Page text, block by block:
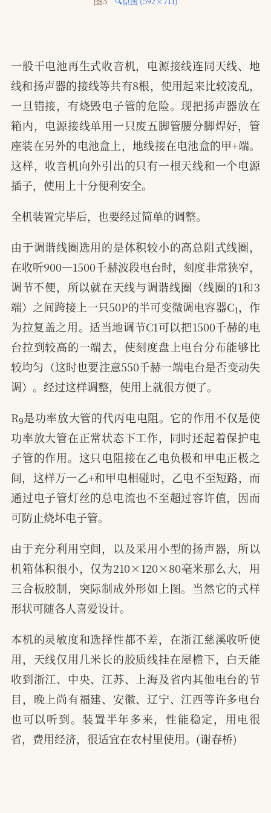
一般干电池再生式收音机，电源接线连同天线、地
线和扬声器的接线等共有8根，使用起来比较凌乱，
一旦错接，有烧毁电子管的危险。现把扬声器放在
箱内，电源接线单用一只废五脚管腰分脚焊好，管
座装在另外的电池盒上，地线接在电池盒的甲+端。
这样，收音机向外引出的只有一根天线和一个电源
插子，使用上十分便利安全。
全机装置完毕后，也要经过简单的调整。
由于调谐线圈选用的是体积较小的高总阻式线圈，
在收听900—1500千赫波段电台时，刻度非常狭窄，
调节不便，所以就在天线与调谐线圈（线圈的1和3
端）之间跨接上一只50P的半可变微调电容器C1，作
为拉复盖之用。适当地调节C1可以把1500千赫的电
台拉到较高的一端去，使刻度盘上电台分布能够比
较均匀（这时也要注意550千赫一端电台是否变动失
调）。经过这样调整，使用上就很方便了。
R 是功率放大管的代丙电电阻。它的作用不仅是使
功率放大管在正常状态下工作，同时还起着保护电
子管的作用。这只电阻接在乙电负极和甲电正极之
间，这样万一乙+和甲电相碰时，乙电不至短路，而
通过电子管灯丝的总电流也不至超过容许值，因而
可防止烧坏电子管。
由于充分利用空间，以及采用小型的扬声器，所以
机箱体积很小，仅为210×120×80毫米那么大，用
三合板胶制，突际制成外形如上图。当然它的式样
形状可随各人喜爱设计。
本机的灵敏度和选择性都不差，在浙江慈溪收听使
用，天线仅用几米长的胶质线挂在屋檐下，白天能
收到浙江、中央、江苏、上海及省内其他电台的节
目，晚上尚有福建、安徽、辽宁、江西等许多电台
也可以听到。装置半年多来，性能稳定，用电很
省，费用经济，很适宜在农村里使用。(谢春桥)